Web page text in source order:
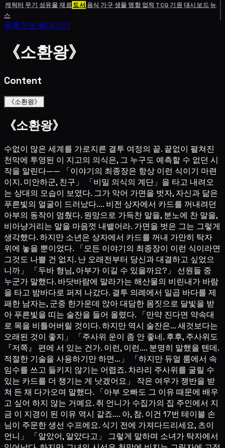
캐릭터 무기 성유물재료도서 음식 가구생물 명함 업적 TCG기원 대시보드뉴
스
목록으로 돌아가기
《소환왕》
Content
《소환왕》
《소환왕》
수없이 많은 세계를 가로지른 결투 여정의 끝. 끝없이 펼쳐진
천막에 투영된 이 지고의 의식은, 그 누구도 예측할 수 없던 시
작을 알린다—— 「이야기의 최종장은 항상 이런 식이기 마련
이지. 미안하군, 친구」 「비밀 의식의 계단」을 타고 내려오
는 상대의 모습이 보였다. 그가 악어 가면을 벗자, 자신과 닮은
푸른빛의 얼굴이 드러났다…. 비전 상자에서 카드를 꺼내려던
아부의 동작이 멈췄다. 원망으로 가득찬 말을, 분노에 찬 말을,
비아냥거리는 말을 마음껏 내뱉어라. 가면을 벗은 그는 그렇게
생각했다. 하지만 소년은 상자에서 카드를 꺼내 가만히 탁자
위에 놓을 뿐이었다. 「모든 이야기의 최종장이 이런 식이라면
그것도 나쁠 건 없지. 난 오래전부터 당신과 대결하고 싶었으
니까」 「두바 형님, 아부가 이길 수 있을까요?」 선원들 중
누군가 말했다. 바닷바람에 말라가는 해산물의 비린내가 바람
을 타고 밤바다로 퍼져 나갔다. 결투 의례에서 일곱 바다를 제
패한 남자는, 군중 한가운데 앉아 대담한 몸짓으로 달빛을 받
아 푸른빛을 띠는 술잔을 들어 올렸다. 「만약 진다면 약속대
로 목을 비틀어버릴 것이다. 하지만 역시 술잔은… 새것보다는
오래된 것이 좋지」 「주사위 운이 좀 안 좋네. 후후, 주사위도
『저쪽』 편에 서 있는 건가. 이런, 이런…. 분명히 말했을 텐데.
적절한 기술을 사용하기만 하면…」 「하지만 듀얼 룸에서 속
임수를 쓰고 들키지 않기는 어렵죠. 차라리 주사위를 굴릴 수
있는 카드를 더 챙기는 게 낫겠어요」 작은 여우가 쟁반을 받
쳐 든 채 다가오며 말했다. 「아부 오빠도 그 이유 때문에 배우
고 싶어 하지 않는 거예요. 취 언니가 수집가의 집 주인에서 지
금 이 지경이 된 이유 역시 같죠…. 아, 참. 이건 17번 테이블 손
님이 주문한 생선 수프에요. 식기 전에 가져다드리세요, 츠이
언니」 「알았어, 알았다고」 그렇게 말하며 소녀가 탁자에서